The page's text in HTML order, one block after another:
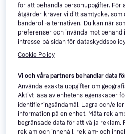
Weber Cooking Grate 57cm
Kolgaller
499 kr
1 butik 2
för att behandla personuppgifter. För
åtgärder kräver vi ditt samtycke, som
banderoll-alternativen. Du kan när
preferenser och invända mot
intresse på sidan för
Cookie Policy
Vi och våra partners behandlar data
Använda exakta uppgifter om
Aktivt läsa av enhetens egenskaper
identifieringsändamål. Lagra och/
information på en enhet. Mäta
begränsade data för att välja reklam.
reklam och innehåll, reklam- och